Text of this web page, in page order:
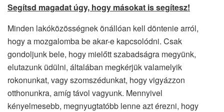
Segítsd magadat úgy, hogy másokat is segítesz!
Minden lakóközösségnek önállóan kell döntenie arról,
hogy a mozgalomba be akar-e kapcsolódni. Csak
gondoljunk bele, hogy mielőtt szabadságra megyünk,
elutazunk üdülni, általában megkérjük valamelyik
rokonunkat, vagy szomszédunkat, hogy vigyázzon
otthonunkra, amíg távol vagyunk. Mennyivel
kényelmesebb, megnyugtatóbb lenne azt érezni, hogy